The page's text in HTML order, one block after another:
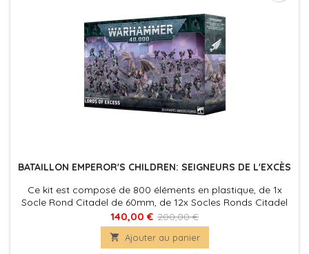
BATAILLON EMPEROR'S CHILDREN: SEIGNEURS DE L'EXCÈS
Ce kit est composé de 800 éléments en plastique, de 1x
Socle Rond Citadel de 60mm, de 12x Socles Ronds Citadel
de 40mm et de 20x Socles Ronds Citadel de 32mm. Ces
figurines sont fournies non peintes et nécessitent
assemblage
140,00 € 200,00 €
 Ajouter au panier